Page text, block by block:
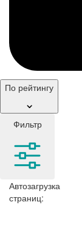
По рейтингу
Фильтр
Автозагрузка
страниц: